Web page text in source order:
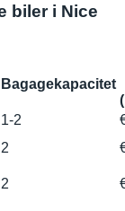
biler i Nice
Bagagekapacitet
1-2
2
2